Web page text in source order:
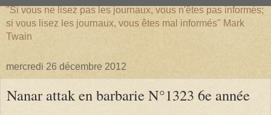
"Si vous ne lisez pas les journaux, vous n'êtes pas informés;
si vous lisez les journaux, vous êtes mal informés" Mark
Twain
mercredi 26 décembre 2012
Nanar attak en barbarie N°1323 6e année